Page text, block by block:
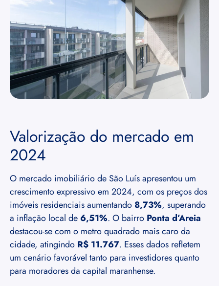
Valorização do mercado em
2024
O mercado imobiliário de São Luís apresentou um
crescimento expressivo em 2024, com os preços dos
imóveis residenciais aumentando 8,73%, superando
a inflação local de 6,51%. O bairro Ponta d’Areia
destacou-se com o metro quadrado mais caro da
cidade, atingindo R$ 11.767. Esses dados refletem
um cenário favorável tanto para investidores quanto
para moradores da capital maranhense.